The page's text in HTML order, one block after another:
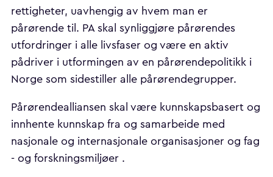
rettigheter, uavhengig av hvem man er
pårørende til. PA skal synliggjøre pårørendes
utfordringer i alle livsfaser og være en aktiv
pådriver i utformingen av en pårørendepolitikk i
Norge som sidestiller alle pårørendegrupper.
Pårørendealliansen skal være kunnskapsbasert og
innhente kunnskap fra og samarbeide med
nasjonale og internasjonale organisasjoner og fag
- og forskningsmiljøer .